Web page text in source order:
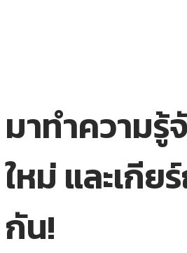
มาทำความรู้
ใหม่ และเกีย
กัน!